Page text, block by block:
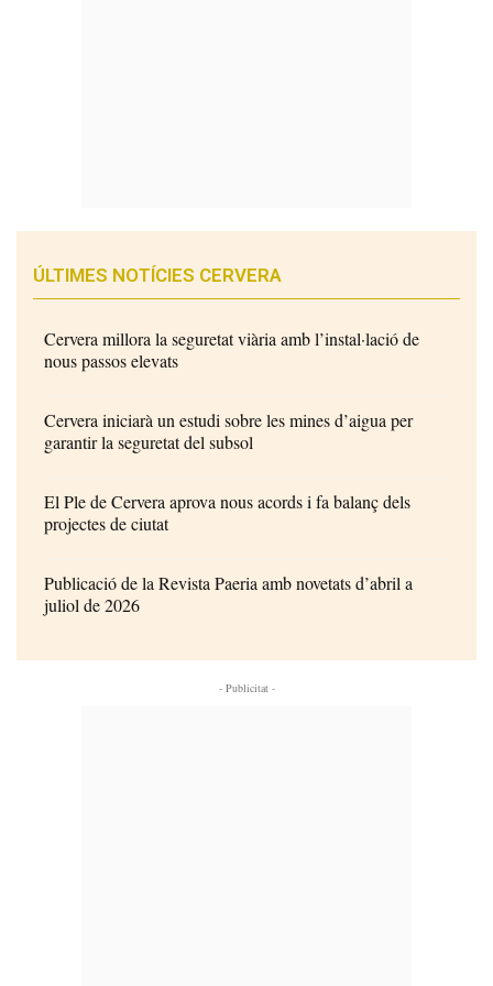
ÚLTIMES NOTÍCIES CERVERA
Cervera millora la seguretat viària amb l’instal·lació de
nous passos elevats
Cervera iniciarà un estudi sobre les mines d’aigua per
garantir la seguretat del subsol
El Ple de Cervera aprova nous acords i fa balanç dels
projectes de ciutat
Publicació de la Revista Paeria amb novetats d’abril a
juliol de 2026
- Publicitat -